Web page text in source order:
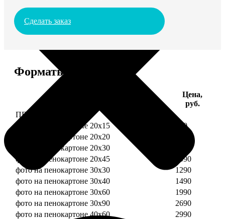
Сделать заказ
Форматы и цены
Цена,
руб.
ПЕНОКАРТОН
фото на пенокартоне 20х15
690
фото на пенокартоне 20х20
фото на пенокартоне 20х30
фото на пенокартоне 20х45
1090
фото на пенокартоне 30х30
1290
фото на пенокартоне 30х40
1490
фото на пенокартоне 30х60
1990
фото на пенокартоне 30х90
2690
фото на пенокартоне 40х60
2990